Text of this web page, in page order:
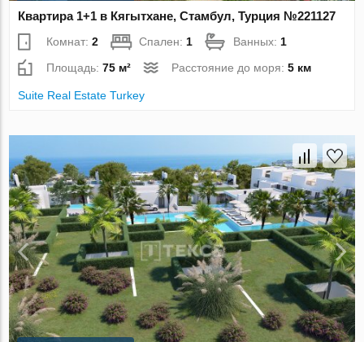
Квартира 1+1 в Кягытхане, Стамбул, Турция №221127
Комнат:2 Спален: 1 Ванных: 1
Площадь:75 м² Расстояние до моря:5 км
Suite Real Estate Turkey